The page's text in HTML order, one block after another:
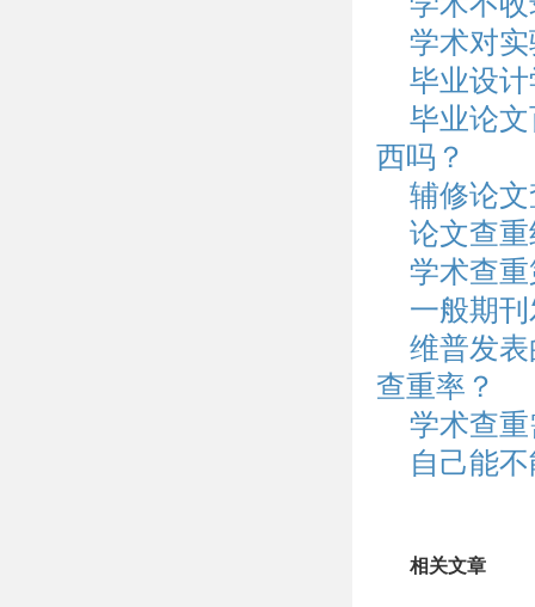
学术对
毕业设
毕业论
西吗？
辅修论
论文查
学术查
一般期
维普发
查重率？
学术查
自己能
相关文章